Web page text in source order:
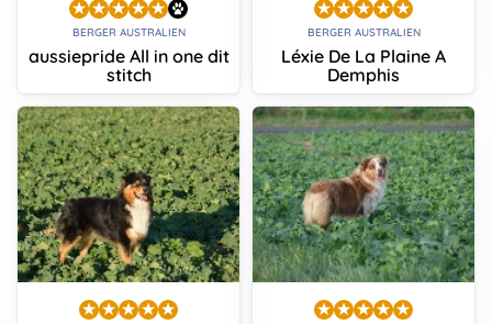
BERGER AUSTRALIEN
aussiepride All in one dit
stitch
BERGER AUSTRALIEN
Léxie De La Plaine A
Demphis